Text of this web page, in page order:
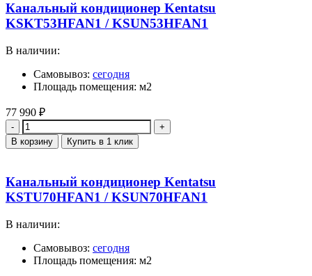
Канальный кондиционер Kentatsu
KSKT53HFAN1 / KSUN53HFAN1
В наличии:
Самовывоз: сегодня
Площадь помещения: м2
77 990 ₽
Количество
В корзину Купить в 1 клик
Канальный кондиционер Kentatsu
KSTU70HFAN1 / KSUN70HFAN1
В наличии:
Самовывоз: сегодня
Площадь помещения: м2